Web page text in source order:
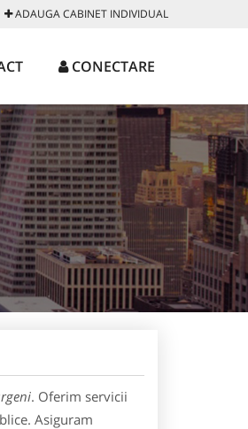
ADAUGA CABINET INDIVIDUAL
CONECTARE
. Oferim servicii
Asiguram